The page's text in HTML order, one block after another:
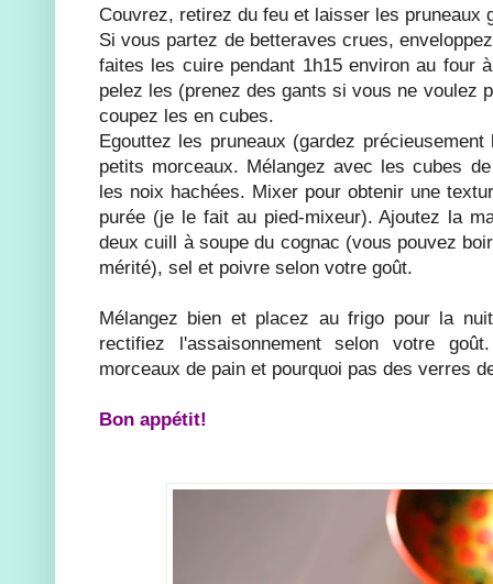
Couvrez, retirez du feu et laisser les pruneaux
Si vous partez de betteraves crues,
faites les cuire pendant 1h15 environ au four
pelez les (prenez des gants si vous ne voulez
coupez les en cubes.
Egouttez les pruneaux (gardez
petits morceaux. Mélangez avec les cubes
les noix hachées. Mixer pour obtenir une
purée (je le fait au pied-mixeur). Ajoutez la
deux cuill à soupe du cognac (vous pouvez
mérité), sel et poivre selon votre goût.
Mélangez bien et placez au frigo pour la
rectifiez l'assaisonnement selon votre
morceaux de pain et pourquoi pas des verres
Bon appétit!